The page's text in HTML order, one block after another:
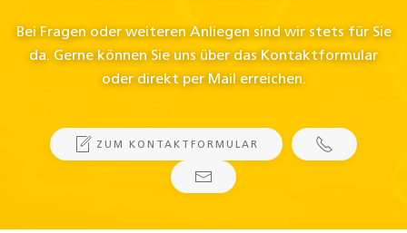
Bei Fragen oder weiteren Anliegen sind wir stets für Sie
da. Gerne können Sie uns über das Kontaktformular
oder direkt per Mail erreichen.
ZUM KONTAKTFORMULAR